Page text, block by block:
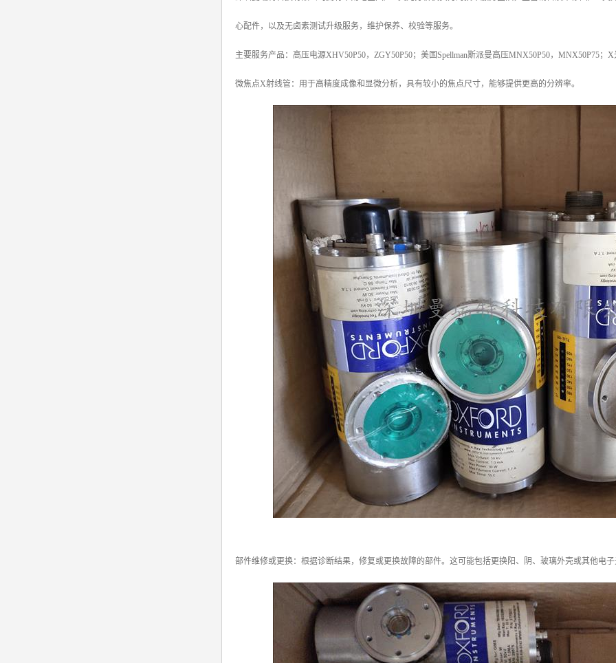
心配件，以及无卤素测试升级服务，维护保养、校验等服务。
主要服务产品：高压电源XHV50P50，ZGY50P50；美国Spellman斯派曼高压MNX50P50，MNX50P75
微焦点X射线管：用于高精度成像和显微分析，具有较小的焦点尺寸，能够提供更高的分辨率。
部件维修或更换：根据诊断结果，修复或更换故障的部件。这可能包括更换阳、阴、玻璃外壳或其他电